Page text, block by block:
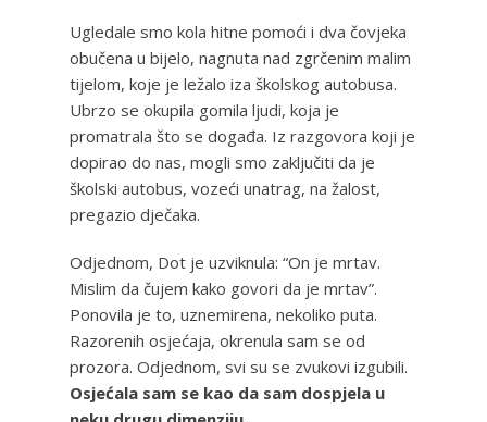
Ugledale smo kola hitne pomoći i dva čovjeka
obučena u bijelo, nagnuta nad zgrčenim malim
tijelom, koje je ležalo iza školskog autobusa.
Ubrzo se okupila gomila ljudi, koja je
promatrala što se događa. Iz razgovora koji je
dopirao do nas, mogli smo zaključiti da je
školski autobus, vozeći unatrag, na žalost,
pregazio dječaka.
Odjednom, Dot je uzviknula: “On je mrtav.
Mislim da čujem kako govori da je mrtav”.
Ponovila je to, uznemirena, nekoliko puta.
Razorenih osjećaja, okrenula sam se od
prozora. Odjednom, svi su se zvukovi izgubili.
Osjećala sam se kao da sam dospjela u